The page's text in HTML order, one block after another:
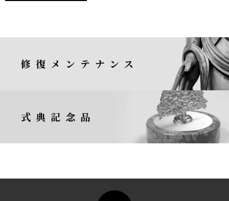
修復メンテナンス
式典記念品